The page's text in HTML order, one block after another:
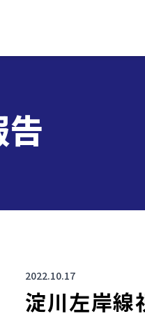
2022.10.17
淀川左岸線